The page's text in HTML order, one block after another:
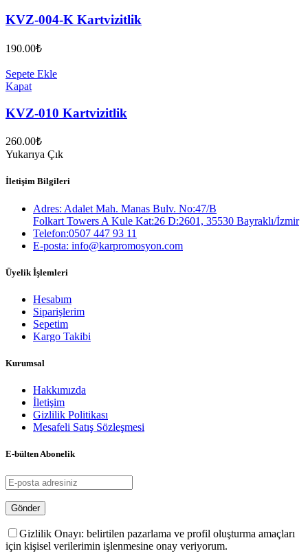
KVZ-004-K Kartvizitlik
190.00₺
Sepete Ekle
Kapat
KVZ-010 Kartvizitlik
260.00₺
Yukarıya Çık
İletişim Bilgileri
Adres: Adalet Mah. Manas Bulv. No:47/B
Folkart Towers A Kule Kat:26 D:2601, 35530 Bayraklı/İzmir
Telefon:0507 447 93 11
E-posta: info@karpromosyon.com
Üyelik İşlemleri
Hesabım
Siparişlerim
Sepetim
Kargo Takibi
Kurumsal
Hakkımızda
İletişim
Gizlilik Politikası
Mesafeli Satış Sözleşmesi
E-bülten Abonelik
Gizlilik Onayı: belirtilen pazarlama ve profil oluşturma amaçları
için kişisel verilerimin işlenmesine onay veriyorum.